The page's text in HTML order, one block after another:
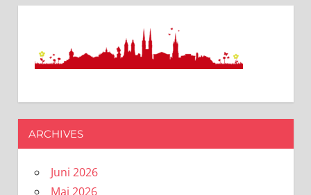
ARCHIVES
Juni 2026
Mai 2026